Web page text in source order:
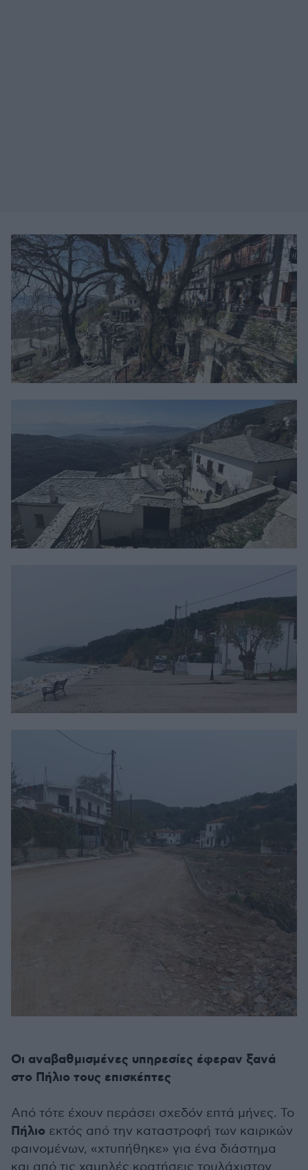
Οι αναβαθμισμένες υπηρεσίες έφεραν ξανά
στο Πήλιο τους επισκέπτες
Από τότε έχουν περάσει σχεδόν επτά μήνες. Το
Πήλιο εκτός από την καταστροφή των καιρικών
φαινομένων, «χτυπήθηκε» για ένα διάστημα